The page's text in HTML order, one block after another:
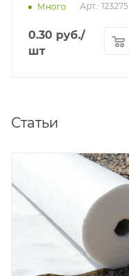
Много Арт.: 123275
0.30 руб./
шт
Статьи